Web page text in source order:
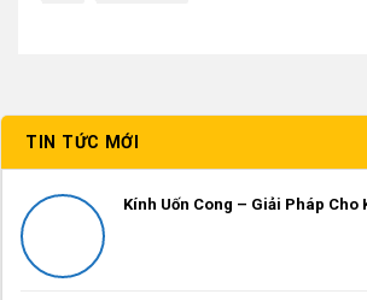
TIN TỨC MỚI
Kính Uốn Cong – Giải Pháp Cho